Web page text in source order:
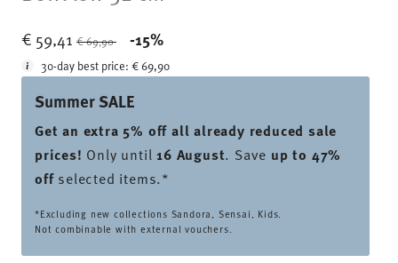
€ 59,41 Price reduced from
€ 69,90 -15%
30-day best price:€ 69,90
Summer SALE
Get an extra 5% off all already reduced sale
prices! Only until16 August. Save up to 47%
offselected items.*
*Excluding new collections Sandora, Sensai, Kids.
Not combinable with external vouchers.